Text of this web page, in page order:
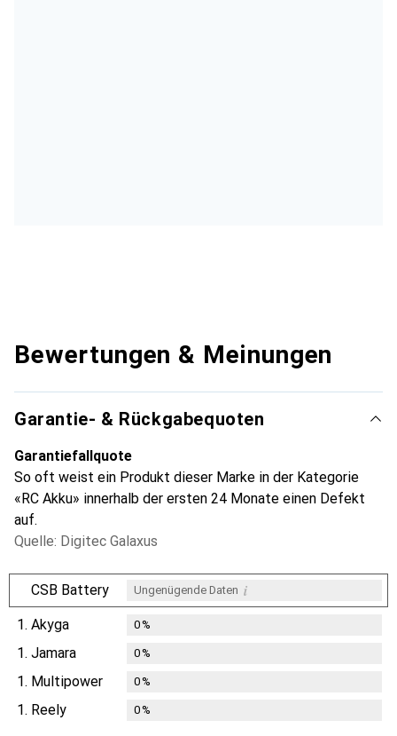
Bewertungen & Meinungen
Garantie- & Rückgabequoten
Garantiefallquote
So oft weist ein Produkt dieser Marke in der Kategorie
«RC Akku» innerhalb der ersten 24 Monate einen Defekt
auf.
Quelle: Digitec Galaxus
CSB Battery Ungenügende Daten i
1. Akyga 0%
1. Jamara 0%
1. Multipower 0%
1. Reely 0%